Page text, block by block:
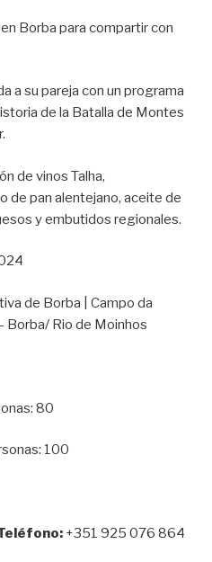
Borba para compartir con
a su pareja con un programa
de la Batalla de Montes
de vinos Talha,
de pan alentejano, aceite de
y embutidos regionales.
de Borba | Campo da
Borba/ Rio de Moinhos
80
100
+351 925 076 864